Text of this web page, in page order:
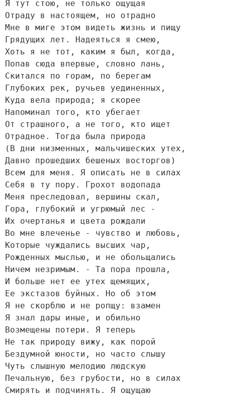
Я тут стою, не только ощущая
Отраду в настоящем, но отрадно
Мне в миге этом видеть жизнь и пищу
Грядущих лет. Надеяться я смею,
Хоть я не тот, каким я был, когда,
Попав сюда впервые, словно лань,
Скитался по горам, по берегам
Глубоких рек, ручьев уединенных,
Куда вела природа; я скорее
Напоминал того, кто убегает
От страшного, а не того, кто ищет
Отрадное. Тогда была природа
(В дни низменных, мальчишеских утех,
Давно прошедших бешеных восторгов)
Всем для меня. Я описать не в силах
Себя в ту пору. Грохот водопада
Меня преследовал, вершины скал,
Гора, глубокий и угрюмый лес -
Их очертанья и цвета рождали
Во мне влеченье - чувство и любовь,
Которые чуждались высших чар,
Рожденных мыслью, и не обольщались
Ничем незримым. - Та пора прошла,
И больше нет ее утех щемящих,
Ее экстазов буйных. Но об этом
Я не скорблю и не ропщу: взамен
Я знал дары иные, и обильно
Возмещены потери. Я теперь
Не так природу вижу, как порой
Бездумной юности, но часто слышу
Чуть слышную мелодию людскую
Печальную, без грубости, но в силах
Смирять и подчинять. Я ощущаю